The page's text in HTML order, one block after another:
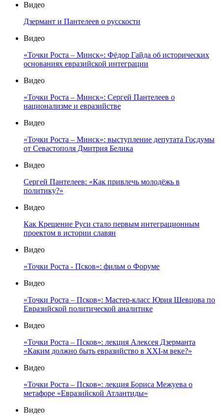
Видео
Дзермант и Пантелеев о русскости
Видео
«Точки Роста – Минск»: Фёдор Гайда об исторических
основаниях евразийской интеграции
Видео
«Точки Роста – Минск»: Сергей Пантелеев о
национализме и евразийстве
Видео
«Точки Роста – Минск»: выступление депутата Госдумы
от Севастополя Дмитрия Белика
Видео
Сергей Пантелеев: «Как привлечь молодёжь в
политику?»
Видео
Как Крещение Руси стало первым интеграционным
проектом в истории славян
Видео
«Точки Роста - Псков»: фильм о Форуме
Видео
«Точки Роста – Псков»: Мастер-класс Юрия Шевцова по
Евразийской политической аналитике
Видео
«Точки Роста – Псков»: лекция Алексея Дзерманта
«Каким должно быть евразийство в XXI-м веке?»
Видео
«Точки Роста – Псков»: лекция Бориса Межуева о
метафоре «Евразийской Атлантиды»
Видео